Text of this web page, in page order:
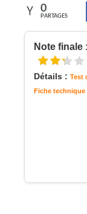
0
PARTAGES
Note finale :
Détails : Test
Fiche technique